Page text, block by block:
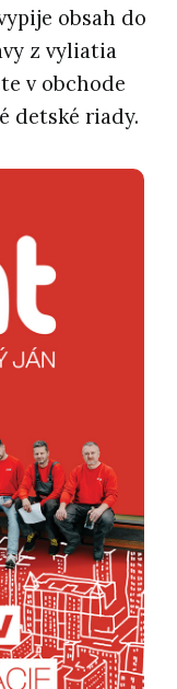
obsah do
z vyliatia
v obchode
detské riady.